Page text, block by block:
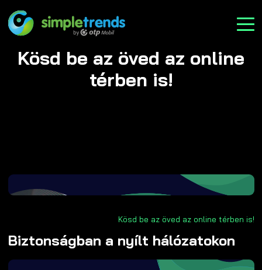
Kösd be az öved az online
térben is!
Kösd be az öved az online térben is!
Biztonságban a nyílt hálózatokon